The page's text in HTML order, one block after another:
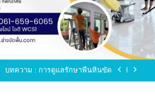
ขัดพื้นหินขัด อบต.แหลมบัวนครปฐม
อ่อน โทร.0616596065 ไลน์ WCS1
บทความ : การดูแลรักษาพื้นหินขัด